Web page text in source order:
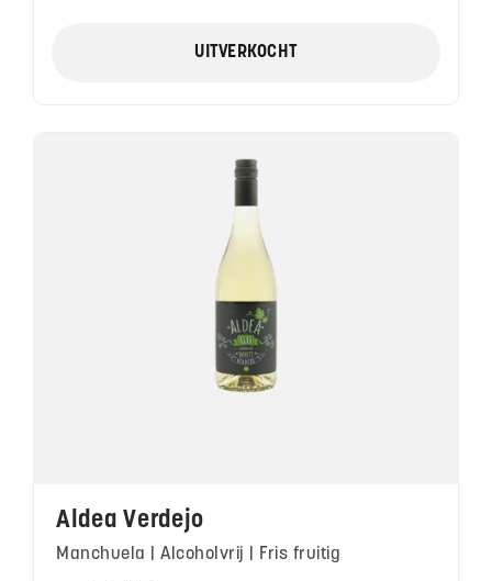
UITVERKOCHT
Aldea Verdejo
Manchuela | Alcoholvrij | Fris fruitig